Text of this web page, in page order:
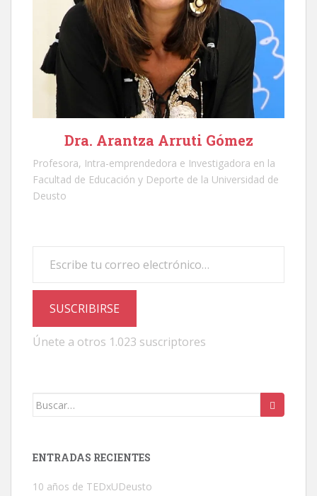
Dra. Arantza Arruti Gómez
Profesora, Intra-emprendedora e Investigadora en la
Facultad de Educación y Deporte de la Universidad de
Deusto
SUSCRIBIRSE
Únete a otros 1.023 suscriptores
Buscar:
ENTRADAS RECIENTES
10 años de TEDxUDeusto